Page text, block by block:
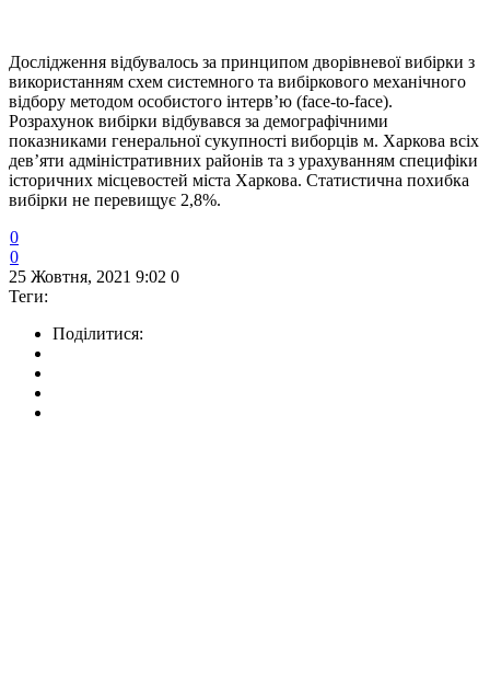
Дослідження відбувалось за принципом дворівневої вибірки з
використанням схем системного та вибіркового механічного
відбору методом особистого інтерв’ю (face-to-face).
Розрахунок вибірки відбувався за демографічними
показниками генеральної сукупності виборців м. Харкова всіх
дев’яти адміністративних районів та з урахуванням специфіки
історичних місцевостей міста Харкова. Статистична похибка
вибірки не перевищує 2,8%.
0
0
25 Жовтня, 2021 9:02 0
Теги:
Поділитися: